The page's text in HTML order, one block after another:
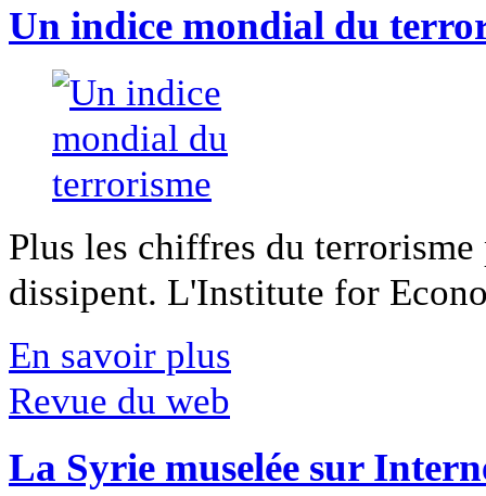
Un indice mondial du
Plus les chiffres du
dissipent. L'Institute for
En savoir plus
Revue du web
La Syrie muselée sur